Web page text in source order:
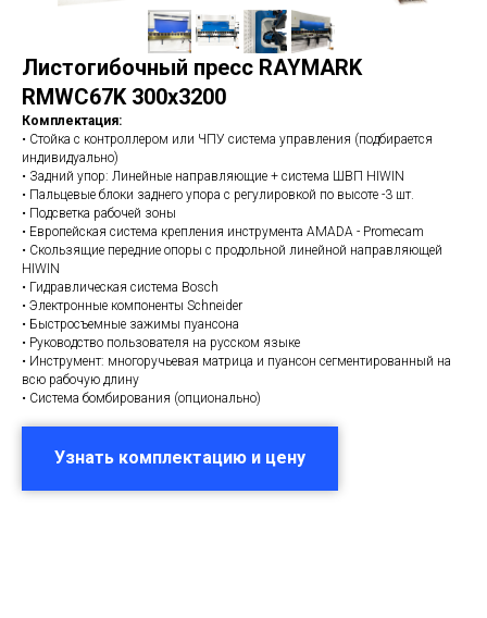
Листогибочный пресс RAYMARK
RMWC67K 300х3200
Комплектация:
• Стойка с контроллером или ЧПУ система управления (подбирается
индивидуально)
• Задний упор: Линейные направляющие + система ШВП HIWIN
• Пальцевые блоки заднего упора с регулировкой по высоте -3 шт.
• Подсветка рабочей зоны
• Европейская система крепления инструмента AMADA - Promecam
• Скользящие передние опоры с продольной линейной направляющей
HIWIN
• Гидравлическая система Bosch
• Электронные компоненты Schneider
• Быстросъемные зажимы пуансона
• Руководство пользователя на русском языке
• Инструмент: многоручьевая матрица и пуансон сегментированный на
всю рабочую длину
• Система бомбирования (опционально)
Узнать комплектацию и цену